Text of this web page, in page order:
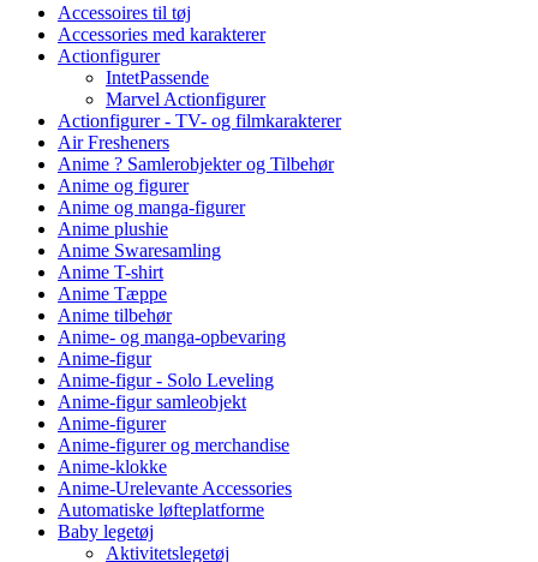
Accessoires til tøj
Accessories med karakterer
Actionfigurer
IntetPassende
Marvel Actionfigurer
Actionfigurer - TV- og filmkarakterer
Air Fresheners
Anime ? Samlerobjekter og Tilbehør
Anime og figurer
Anime og manga-figurer
Anime plushie
Anime Swaresamling
Anime T-shirt
Anime Tæppe
Anime tilbehør
Anime- og manga-opbevaring
Anime-figur
Anime-figur - Solo Leveling
Anime-figur samleobjekt
Anime-figurer
Anime-figurer og merchandise
Anime-klokke
Anime-Urelevante Accessories
Automatiske løfteplatforme
Baby legetøj
Aktivitetslegetøj